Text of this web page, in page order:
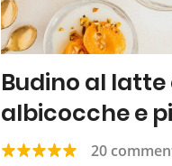
Budino al latte
albicocche e
20